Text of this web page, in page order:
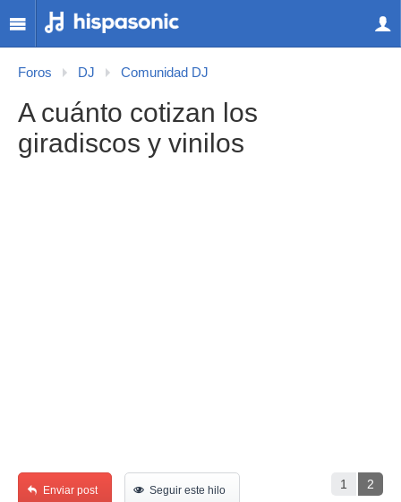
Foros DJ Comunidad DJ
A cuánto cotizan los
giradiscos y vinilos
1 2
Enviar post Seguir este hilo